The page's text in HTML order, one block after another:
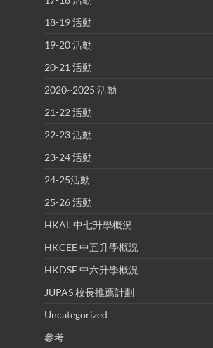
18-19 活動
19-20 活動
20-21 活動
2020~2025 活動
21-22 活動
22-23 活動
23-24 活動
24-25活動
25-26 活動
HKAL 中七升學概況
HKCEE 中五升學概況
HKDSE 中六升學概況
JUPAS 校長推薦計劃
Uncategorized
參考